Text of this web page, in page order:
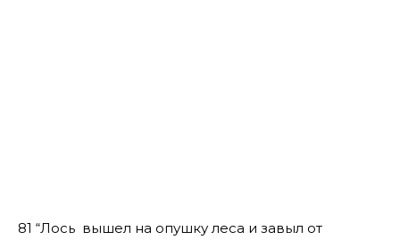
81 “Лось вышел на опушку леса и завыл от